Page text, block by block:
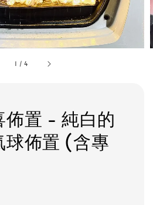
1 /4
佈置 - 純白的
球佈置 (含專